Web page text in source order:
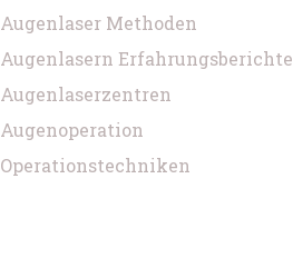
Augenlaser Methoden
Augenlasern Erfahrungsberichte
Augenlaserzentren
Augenoperation
Operationstechniken